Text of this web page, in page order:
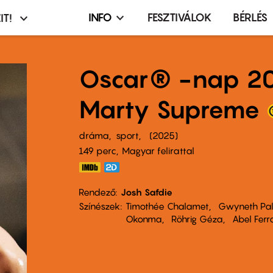
Infó,
terembérlés
menü
INFO FESZTIVÁLOK BÉRLÉS
Oscar® -nap
Marty Supreme
dráma sport
2025
149 perc,
Magyar felirattal
Rendező Josh Safdie
Színészek
Timothée Chalamet Gwyneth
Okonma
Röhrig Géza Abel